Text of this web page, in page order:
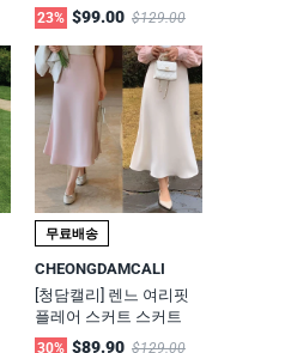
23% $99.00 $129.00
무료배송
CHEONGDAMCALI
[청담캘리] 렌느 여리핏
플레어 스커트 스커트
30% $89.90 $129.00